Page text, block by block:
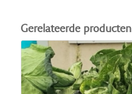
Gerelateerde producten